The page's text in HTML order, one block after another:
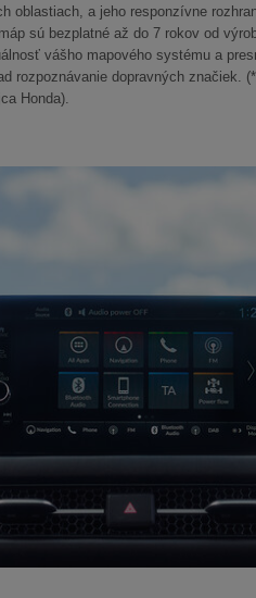
oblastiach, a jeho responzívne
sú bezplatné až do 7 rokov od
vášho mapového systému a
rozpoznávanie dopravných značiek.
Honda).